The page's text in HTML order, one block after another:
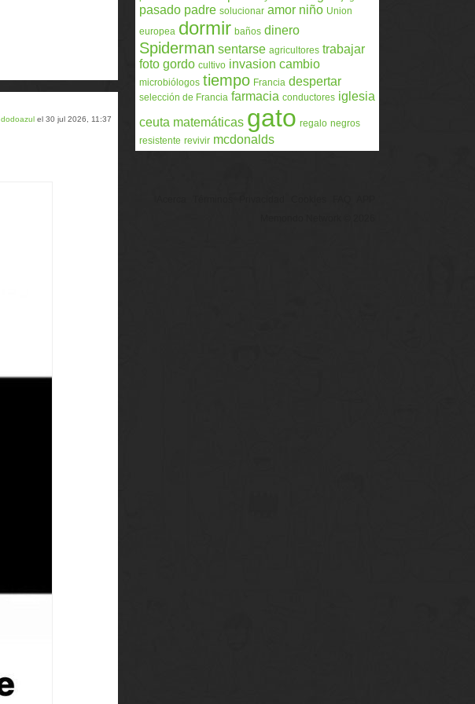
dodoazul el 30 jul 2026, 11:37
pasado padre solucionar amor niño Union
europea dormir baños dinero
Spiderman sentarse agricultores trabajar
foto gordo cultivo invasion cambio
microbiólogos tiempo Francia despertar
selección de Francia farmacia conductores iglesia
ceuta matemáticas gato regalo negros
resistente revivir mcdonalds